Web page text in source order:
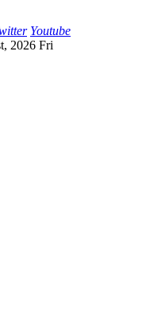
Youtube
2026 Fri